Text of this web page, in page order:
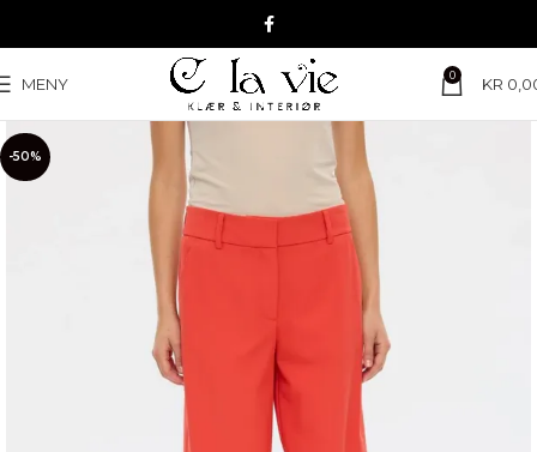
MENY 0 KR
-50%